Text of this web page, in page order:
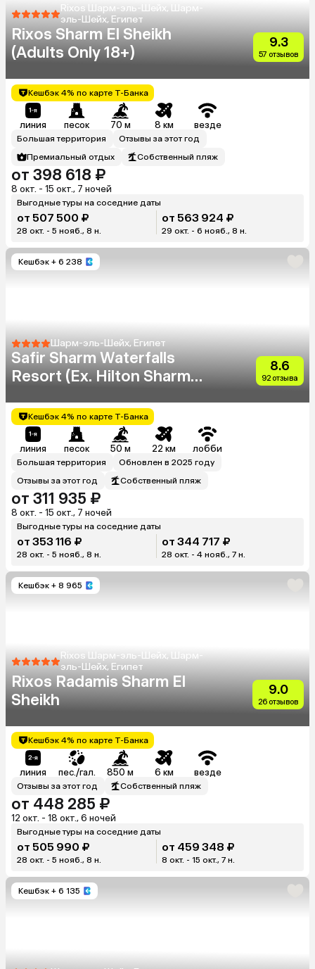
Rixos Шарм-эль-Шейх, Шарм-
эль-Шейх, Египет
Rixos Sharm El Sheikh
(Adults Only 18+)
9.3
57 отзывов
Кешбэк 4% по карте Т-Банка
линия песок 70 м 8 км везде
Большая территория
Отзывы за этот год
Премиальный отдых
Собственный пляж
от 398 618 ₽
8 окт. - 15 окт., 7 ночей
Выгодные туры на соседние даты
от 507 500 ₽
28 окт. - 5 нояб., 8 н.
от 563 924 ₽
29 окт. - 6 нояб., 8 н.
Кешбэк + 6 238
Шарм-эль-Шейх, Египет
Safir Sharm Waterfalls
Resort (Ex. Hilton Sharm
8.6
92 отзыва
Кешбэк 4% по карте Т-Банка
линия песок 50 м 22 км лобби
Большая территория
Обновлен в 2025 году
Отзывы за этот год
Собственный пляж
от 311 935 ₽
8 окт. - 15 окт., 7 ночей
Выгодные туры на соседние даты
от 353 116 ₽
28 окт. - 5 нояб., 8 н.
от 344 717 ₽
28 окт. - 4 нояб., 7 н.
Кешбэк + 8 965
Rixos Шарм-эль-Шейх, Шарм-
эль-Шейх, Египет
Rixos Radamis Sharm El
Sheikh
9.0
26 отзывов
Кешбэк 4% по карте Т-Банка
линия пес./гал. 850 м 6 км везде
Отзывы за этот год Собственный пляж
от 448 285 ₽
12 окт. - 18 окт., 6 ночей
Выгодные туры на соседние даты
от 505 990 ₽
28 окт. - 5 нояб., 8 н.
от 459 348 ₽
8 окт. - 15 окт., 7 н.
Кешбэк + 6 135